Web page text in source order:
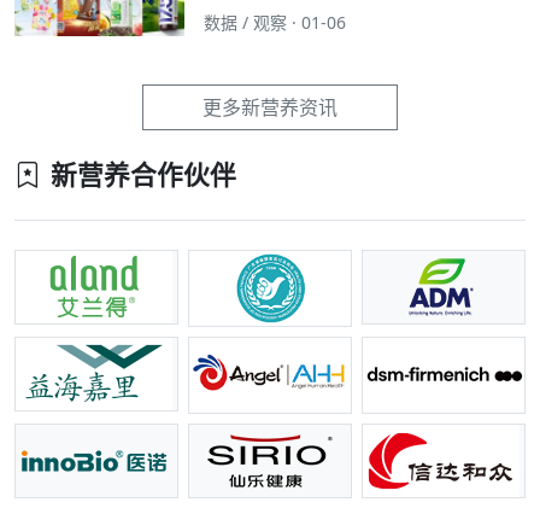
数据 / 观察 · 01-06
更多新营养资讯
新营养合作伙伴